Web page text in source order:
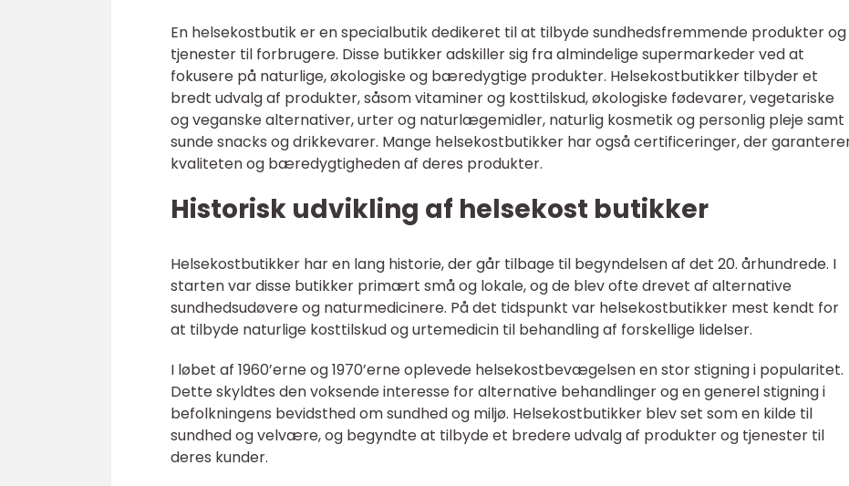
En helsekostbutik er en specialbutik dedikeret til at tilbyde sundhedsfremmende produkter og
tjenester til forbrugere. Disse butikker adskiller sig fra almindelige supermarkeder ved at
fokusere på naturlige, økologiske og bæredygtige produkter. Helsekostbutikker tilbyder et
bredt udvalg af produkter, såsom vitaminer og kosttilskud, økologiske fødevarer, vegetariske
og veganske alternativer, urter og naturlægemidler, naturlig kosmetik og personlig pleje samt
sunde snacks og drikkevarer. Mange helsekostbutikker har også certificeringer, der
kvaliteten og bæredygtigheden af deres produkter.
Historisk udvikling af helsekost butikker
Helsekostbutikker har en lang historie, der går tilbage til begyndelsen af det 20. århundrede. I
starten var disse butikker primært små og lokale, og de blev ofte drevet af alternative
sundhedsudøvere og naturmedicinere. På det tidspunkt var helsekostbutikker mest kendt for
at tilbyde naturlige kosttilskud og urtemedicin til behandling af forskellige lidelser.
I løbet af 1960’erne og 1970’erne oplevede helsekostbevægelsen en stor stigning i popularitet.
Dette skyldtes den voksende interesse for alternative behandlinger og en generel stigning i
befolkningens bevidsthed om sundhed og miljø. Helsekostbutikker blev set som en kilde til
sundhed og velvære, og begyndte at tilbyde et bredere udvalg af produkter og tjenester til
deres kunder.